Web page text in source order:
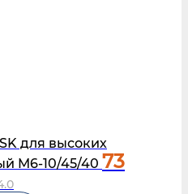
для высоких
M6-10/45/40 73